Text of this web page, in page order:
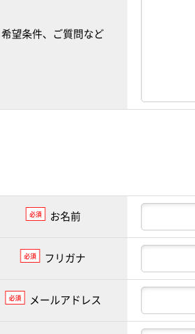
希望条件、ご質問など
必須 お名前
必須 フリガナ
必須 メールアドレス